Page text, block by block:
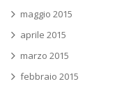
maggio 2015
aprile 2015
marzo 2015
febbraio 2015